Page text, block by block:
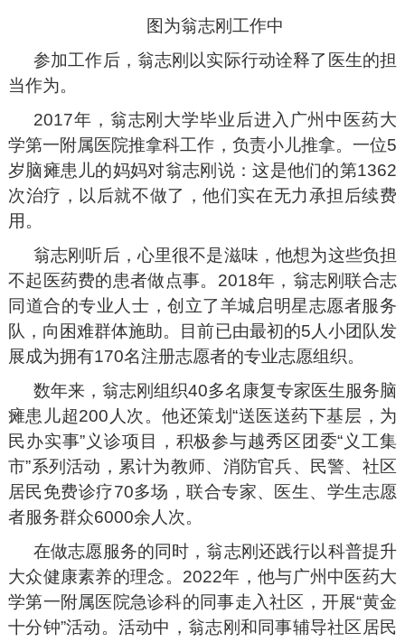
图为翁志刚工作中
参加工作后，翁志刚以实际行动诠释了医生的担
当作为。
2017年，翁志刚大学毕业后进入广州中医药大
学第一附属医院推拿科工作，负责小儿推拿。一位5
岁脑瘫患儿的妈妈对翁志刚说：这是他们的第1362
次治疗，以后就不做了，他们实在无力承担后续费
用。
翁志刚听后，心里很不是滋味，他想为这些负担
不起医药费的患者做点事。2018年，翁志刚联合志
同道合的专业人士，创立了羊城启明星志愿者服务
队，向困难群体施助。目前已由最初的5人小团队发
展成为拥有170名注册志愿者的专业志愿组织。
数年来，翁志刚组织40多名康复专家医生服务脑
瘫患儿超200人次。他还策划“送医送药下基层，为
民办实事”义诊项目，积极参与越秀区团委“义工集
市”系列活动，累计为教师、消防官兵、民警、社区
居民免费诊疗70多场，联合专家、医生、学生志愿
者服务群众6000余人次。
在做志愿服务的同时，翁志刚还践行以科普提升
大众健康素养的理念。2022年，他与广州中医药大
学第一附属医院急诊科的同事走入社区，开展“黄金
十分钟”活动。活动中，翁志刚和同事辅导社区居民